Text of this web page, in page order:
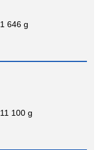
1 646 g
11 100 g